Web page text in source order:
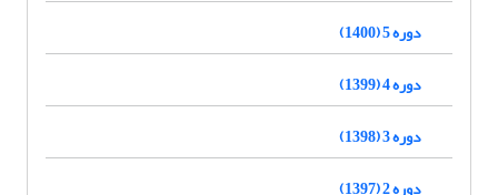
دوره 5 (1400)
دوره 4 (1399)
دوره 3 (1398)
دوره 2 (1397)